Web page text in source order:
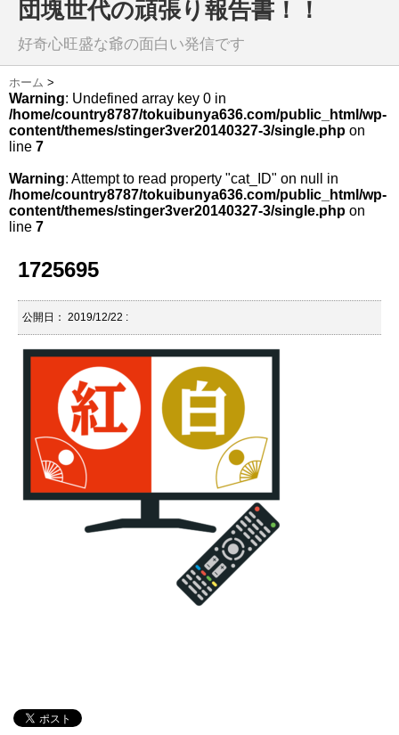
団塊世代の頑張り報告書！！
好奇心旺盛な爺の面白い発信です
ホーム >
Warning: Undefined array key 0 in
/home/country8787/tokuibunya636.com/public_html/wp-
content/themes/stinger3ver20140327-3/single.php on
line 7
Warning: Attempt to read property "cat_ID" on null in
/home/country8787/tokuibunya636.com/public_html/wp-
content/themes/stinger3ver20140327-3/single.php on
line 7
1725695
公開日： 2019/12/22 :